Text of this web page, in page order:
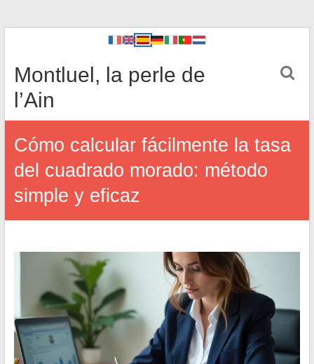
Montluel, la perle de
l’Ain
Cómo calcular fácilmente la tasa
del cuadrado morado: método
simple y eficaz